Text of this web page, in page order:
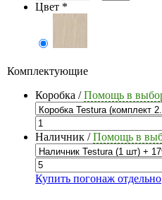
Цвет *
Комплектующие
Коробка /Помощь в
Наличник /Помощь в
Купить погонаж отдельно